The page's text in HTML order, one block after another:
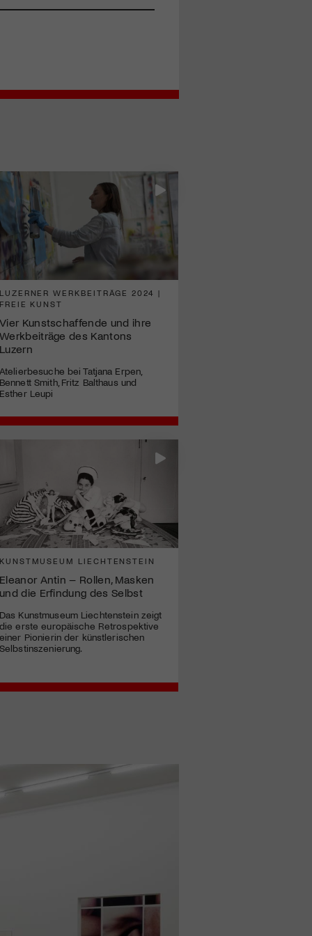
WERKBEITRÄGE 2024 |
KUNST
Kunstschaffende und ihre
des Kantons
bei Tatjana Erpen,
Smith, Fritz Balthaus und
Leupi
LIECHTENSTEIN
Antin – Rollen, Masken
die Erfindung des Selbst
Kunstmuseum Liechtenstein zeigt
erste europäische Retrospektive
Pionierin der künstlerischen